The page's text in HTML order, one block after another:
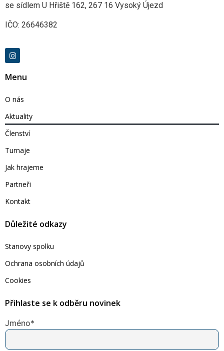
se sídlem U Hřiště 162, 267 16 Vysoký Újezd
IČO: 26646382
Menu
O nás
Aktuality
Členství
Turnaje
Jak hrajeme
Partneři
Kontakt
Důležité odkazy
Stanovy spolku
Ochrana osobních údajů
Cookies
Přihlaste se k odběru novinek
Jméno*